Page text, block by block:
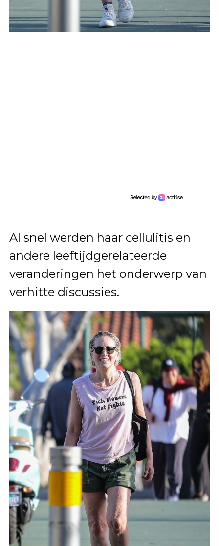
Al snel werden haar cellulitis en
andere leeftijdgerelateerde
veranderingen het onderwerp van
verhitte discussies.